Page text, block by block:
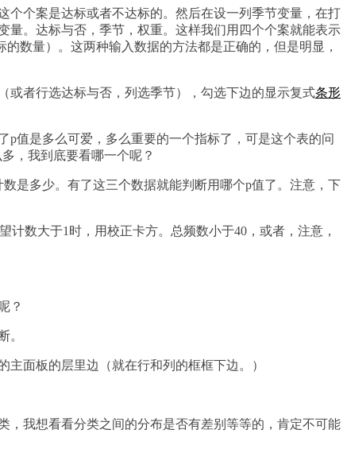
个个案是达标或者不达标的。然后在设一列季节变量，在打
量。达标与否，季节，权重。这样我们用四个个案就能表示
数量）。这两种输入数据的方法都是正确的，但是明显，
或者行选达标与否，列选季节），勾选下边的显示复式条形
值是多么可爱，多么重要的一个指标了，可是这个表的问
，我到底要看哪一个呢？
是多少。有了这三个数据就能判断用哪个p值了。注意，下
计数大于1时，用校正卡方。总频数小于40，或者，注意，
？
。
主面板的层里边（就在行和列的框框下边。）
，我想看看分类之间的分布是否有差别等等的，肯定不可能